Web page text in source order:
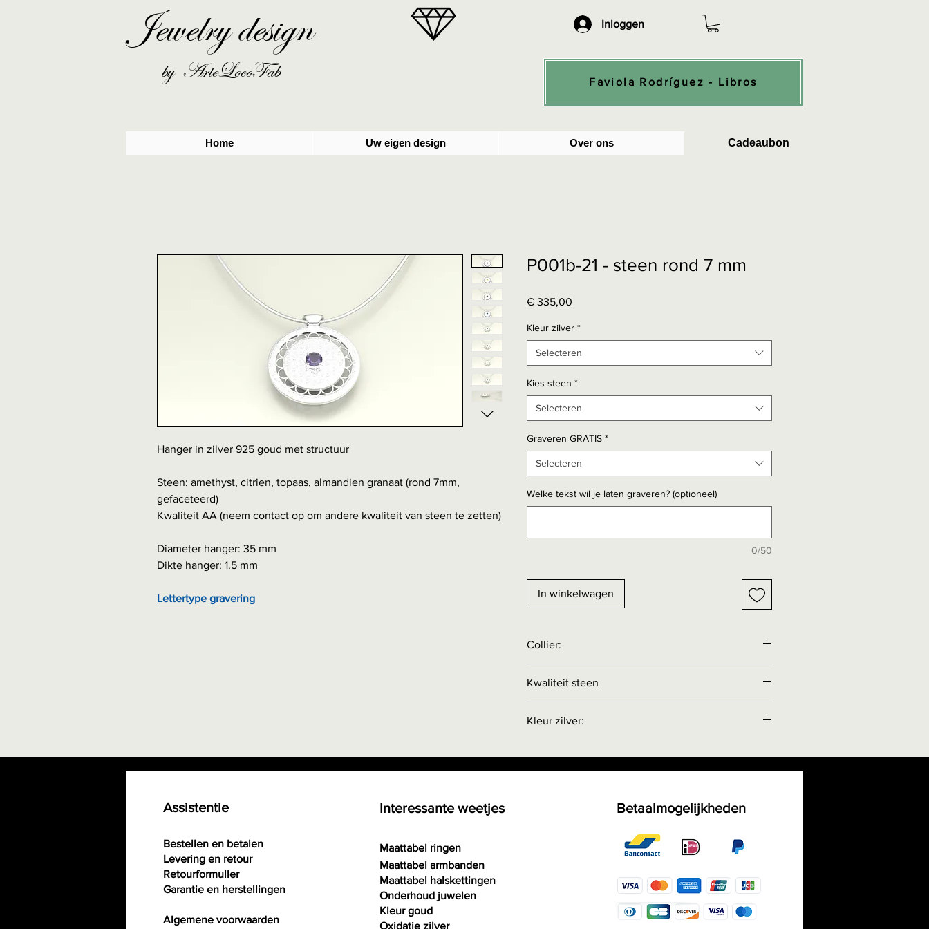
Jewelry design
by ArteLocoFab
Inloggen
Faviola Rodríguez - Libros
Home Uw eigen design Over ons Cadeaubon
Hanger in zilver 925 goud met structuur
Steen: amethyst, citrien, topaas, almandien granaat (rond 7mm,
gefaceteerd)
Kwaliteit AA (neem contact op om andere kwaliteit van steen te zetten)
Diameter hanger: 35 mm
Dikte hanger: 1.5 mm
Lettertype gravering
P001b-21 - steen rond 7 mm
€ 335,00
Kleur zilver *
Selecteren
Kies steen *
Selecteren
Graveren GRATIS *
Selecteren
Welke tekst wil je laten graveren? (optioneel)
0/50
In winkelwagen
Collier:
Collier apart bestellen!
Kwaliteit steen
geen licht, basis kwaliteit
beetje licht, bevat lichte opnames zichtbaar met
zeer kleine insluitsels mogelijk zichtbaar met oog
hoge glans, beste kwaliteit
Kleur zilver:
Assistentie
Bestellen en betalen
Levering en retour
Retourformulier
Garantie en herstellingen
Algemene voorwaarden
Interessante weetjes
Maattabel ringen
Maattabel armbanden
Maattabel halskettingen
Onderhoud juwelen
Kleur goud
Oxidatie zilver
Betaalmogelijkheden